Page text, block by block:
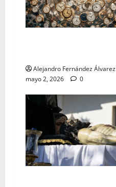
Alejandro Fernández Álvarez
mayo 2, 2026
0